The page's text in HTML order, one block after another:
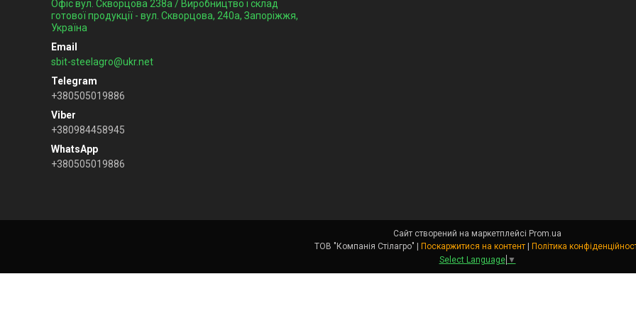
Офіс вул. Скворцова 238а / Виробництво і склад
готової продукції - вул. Скворцова, 240а, Запоріжжя,
Україна
sbit-steelagro@ukr.net
+380505019886
+380984458945
+380505019886
Сайт створений на маркетплейсі Prom.ua
Поскаржитися на контент
Політика
Select Language ▼